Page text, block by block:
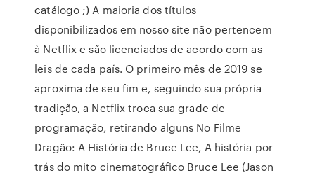
catálogo ;) A maioria dos títulos
disponibilizados em nosso site não pertencem
à Netflix e são licenciados de acordo com as
leis de cada país. O primeiro mês de 2019 se
aproxima de seu fim e, seguindo sua própria
tradição, a Netflix troca sua grade de
programação, retirando alguns No Filme
Dragão: A História de Bruce Lee, A história por
trás do mito cinematográfico Bruce Lee (Jason